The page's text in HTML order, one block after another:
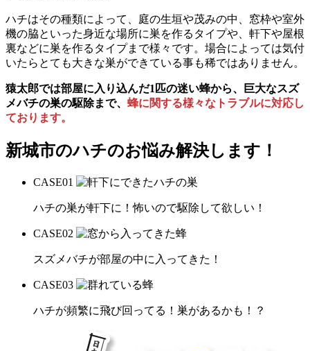
ハチはその種類によって、庭の生垣や茂みの中、窓枠や室外
機の脇といった身近な場所に巣を作るタイプや、軒下や屋根
裏などに巣を作るタイプまで様々です。場合によっては気付
いたらとても大きな巣ができている事も稀ではありません。
猿太郎では部屋に入り込んだ1匹の迷い蜂から、巨大なスズ
メバチの巣の駆除まで、 蜂に関する様々なトラブルに対応し
ております。
新城市のハチのお悩み解決します！
CASE01
ハチの巣が軒下に！怖いので駆除して欲しい！
CASE02
スズメバチが部屋の中に入ってきた！
CASE03
ハチが頻繁に飛び回ってる！巣があるかも！？